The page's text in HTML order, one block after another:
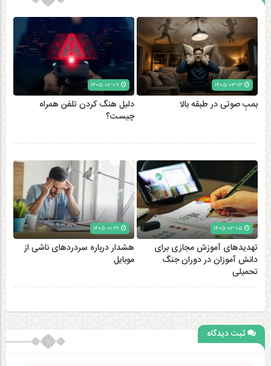
۱۴۰۵-۰۳-۱۳
بمبِ صوتی در طبقه بالا
دلیل هنگ کردن تلفن همراه
چیست؟
تهدیدهای آموزش مجازی برای
دانش آموزان در دوران جنگ
تحمیلی
هشدار درباره سردردهای ناشی از
موبایل
ثبت دیدگاه